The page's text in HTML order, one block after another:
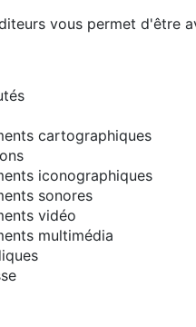
vous permet d'être
cartographiques
iconographiques
sonores
vidéo
multimédia